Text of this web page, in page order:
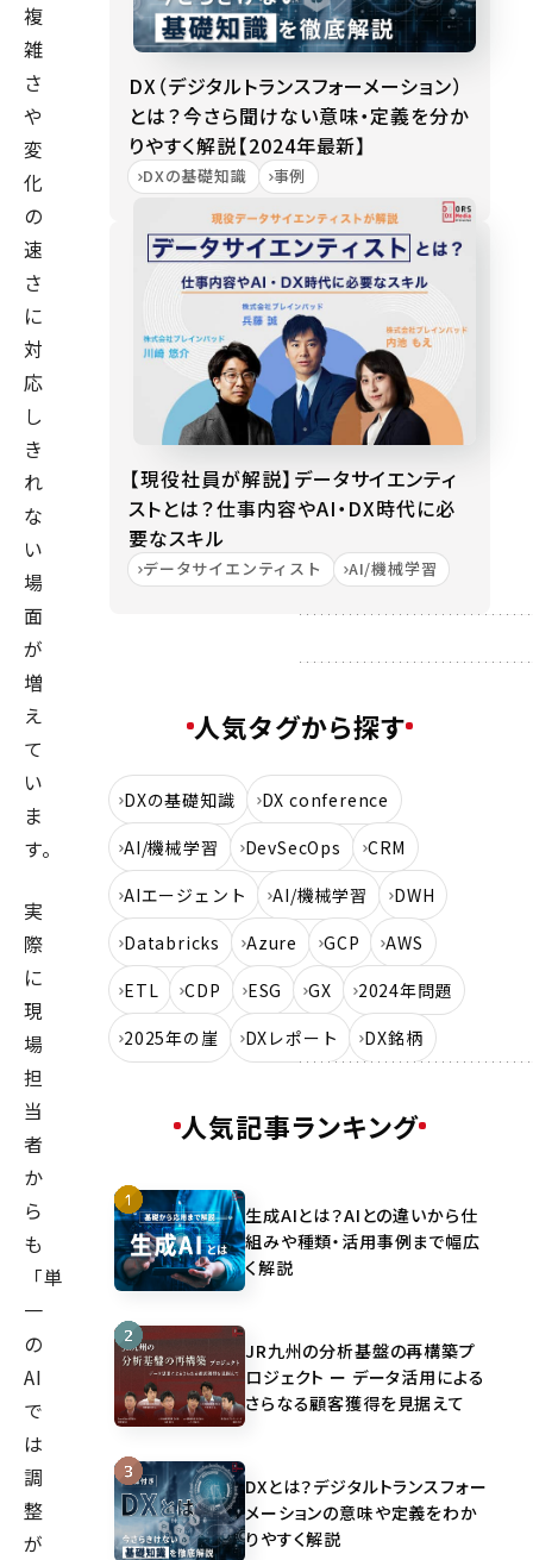
複
雑
さ
や
変
化
の
速
さ
に
対
応
し
き
れ
な
い
場
面
が
増
え
て
い
ま
す。
実
際
に
現
場
担
当
者
か
ら
も
「単
一
の
AI
で
は
調
整
が
DX（デジタルトランスフォーメーション）
とは？今さら聞けない意味・定義を分か
りやすく解説【2024年最新】
DXの基礎知識 事例
【現役社員が解説】データサイエンティ
ストとは？仕事内容やAI・DX時代に必
要なスキル
データサイエンティスト AI/機械学習
人気タグから探す
DXの基礎知識
DX conference
AI/機械学習
DevSecOps
CRM
AIエージェント
AI/機械学習
DWH
Databricks
Azure GCP
AWS
ETL
CDP ESG GX
2024年問題
2025年の崖
DXレポート DX銘柄
人気記事ランキング
生成AIとは？AIとの違いから仕
組みや種類・活用事例まで幅広
く解説
JR九州の分析基盤の再構築プ
ロジェクト ー データ活用による
さらなる顧客獲得を見据えて
DXとは？デジタルトランスフォー
メーションの意味や定義をわか
りやすく解説